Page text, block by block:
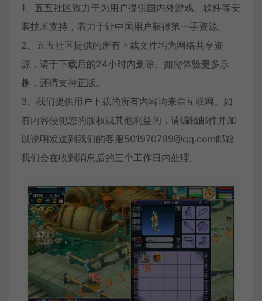
1、五五社区致力于为用户提供国内外游戏、软件等安
装技术支持，着力于让中国用户获得第一手资源。
2、五五社区提供的所有下载文件均为网络共享资
源，请于下载后的24小时内删除。如需体验更多乐
趣，还请支持正版。
3、我们提供用户下载的所有内容均来自互联网。如
有内容侵犯您的版权或其他利益的，请编辑邮件并加
以说明发送到我们的客服501970799@qq.com邮箱
我们会在收到消息后的三个工作日内处理。